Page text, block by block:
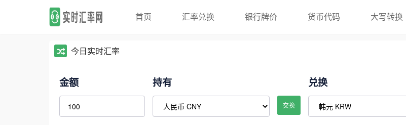
首页 汇率兑换 银行牌价 货币代码 大写转换
今日实时汇率
金额 持有
交换
兑换